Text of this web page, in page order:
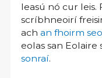
leasú nó cur
scríbhneoirí
ach an fhoirm
eolas san Eolaire
sonraí.